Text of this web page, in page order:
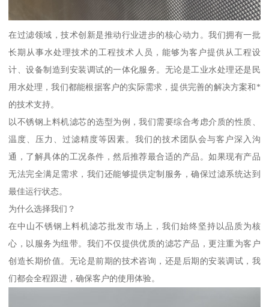
在过滤领域，技术创新是推动行业进步的核心动力。我们拥有一批
长期从事水处理技术的工程技术人员，能够为客户提供从工程设
计、设备制造到安装调试的一体化服务。无论是工业水处理还是民
用水处理，我们都能根据客户的实际需求，提供完善的解决方案和*
的技术支持。
以不锈钢上料机滤芯的选型为例，我们需要综合考虑介质的性质、
温度、压力、过滤精度等因素。我们的技术团队会与客户深入沟
通，了解具体的工况条件，然后推荐最合适的产品。如果现有产品
无法完全满足需求，我们还能够提供定制服务，确保过滤系统达到
最佳运行状态。
为什么选择我们？
在中山不锈钢上料机滤芯批发市场上，我们始终坚持以品质为核
心，以服务为纽带。我们不仅提供优质的滤芯产品，更注重为客户
创造长期价值。无论是前期的技术咨询，还是后期的安装调试，我
们都会全程跟进，确保客户的使用体验。